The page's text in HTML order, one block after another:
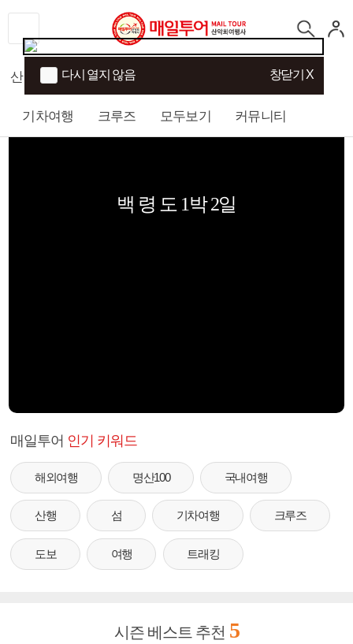
산행 섬/트래킹
기차여행 크루즈 모두보기 커뮤니티
백 령 도 1박 2일
매일투어 인기 키워드
해외여행 명산100 국내여행
산행 섬 기차여행 크루즈
도보 여행 트래킹
시즌 베스트 추천 5
다시 열지 않음 창닫기 X